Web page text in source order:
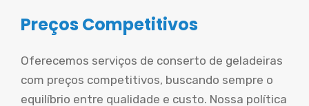
Preços Competitivos
Oferecemos serviços de conserto de geladeiras
com preços competitivos, buscando sempre o
equilíbrio entre qualidade e custo. Nossa política